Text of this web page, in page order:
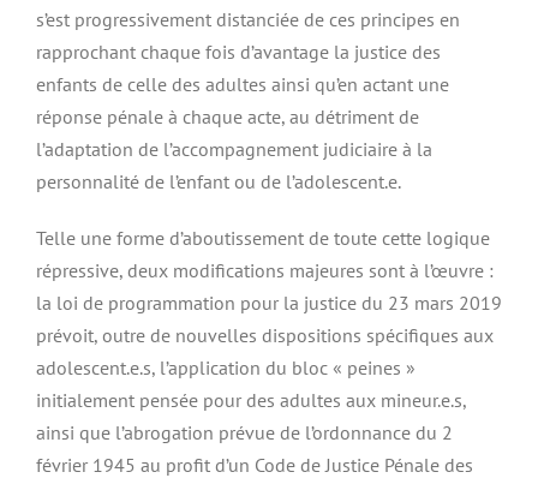
s’est progressivement distanciée de ces principes en
rapprochant chaque fois d’avantage la justice des
enfants de celle des adultes ainsi qu’en actant une
réponse pénale à chaque acte, au détriment de
l’adaptation de l’accompagnement judiciaire à la
personnalité de l’enfant ou de l’adolescent.e.
Telle une forme d’aboutissement de toute cette logique
répressive, deux modifications majeures sont à l’œuvre :
la loi de programmation pour la justice du 23 mars 2019
prévoit, outre de nouvelles dispositions spécifiques aux
adolescent.e.s, l’application du bloc « peines »
initialement pensée pour des adultes aux mineur.e.s,
ainsi que l’abrogation prévue de l’ordonnance du 2
février 1945 au profit d’un Code de Justice Pénale des